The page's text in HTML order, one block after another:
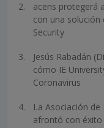
acens protegerá
con una solución
Security
Jesús Rabadán
cómo IE
Coronavirus
La Asociación
afrontó con éxito